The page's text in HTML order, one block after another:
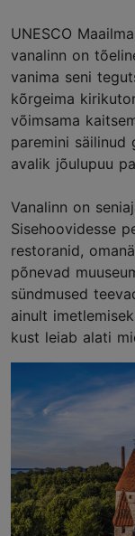
UNESCO
vanalinn on
vanima seni
kõrgeima
võimsama
paremini säilinud
avalik jõulupuu
Vanalinn on
Sisehoovidesse
restoranid,
põnevad
sündmused
ainult
kust leiab alati